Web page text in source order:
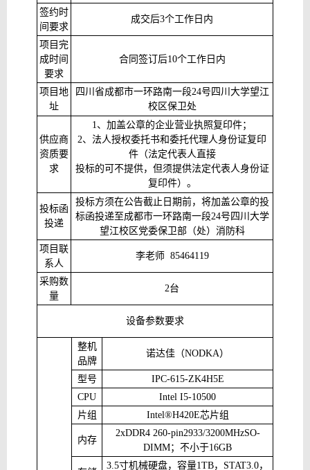
签约时
间要求
成交后3个工作日内
项目完
成时间
要求
合同签订后10个工作日内
项目地
址
四川省成都市一环路南一段24号四川大学望江
校区保卫处
供应商
资质要
求
1、加盖公章的企业营业执照复印件；
2、法人授权委托书和委托代理人身份证复印
件（法定代表人直接
投标的可不提供，但须提供法定代表人身份证
复印件）。
投标函
投递
投标方须在公告截止日期前，将加盖公章的投
标函投递至成都市一环路南一段24号四川大学
望江校区党委保卫部（处）消防科
项目联
系人
李老师 85464119
采购数
量
2台
设备参数要求
整机
品牌
诺达佳（NODKA）
型号
IPC-615-ZK4H5E
CPU
Intel I5-10500
片组
Intel®H420E芯片组
内存
2xDDR4 260-pin2933/3200MHzSO-
DIMM；不小于16GB
3.5寸机械硬盘，容量1TB， STAT3.0，